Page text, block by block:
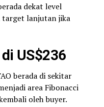
dekat level
target lanjutan jika
US$236
berada di sekitar
area Fibonacci
oleh buyer.